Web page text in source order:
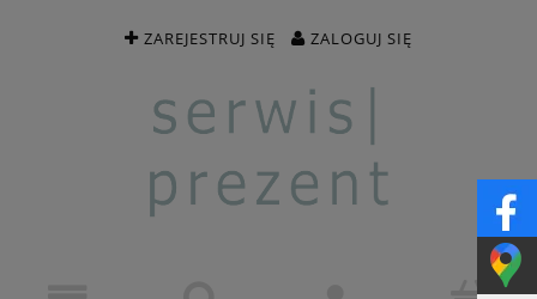
ZAREJESTRUJ SIĘ ZALOGUJ SIĘ